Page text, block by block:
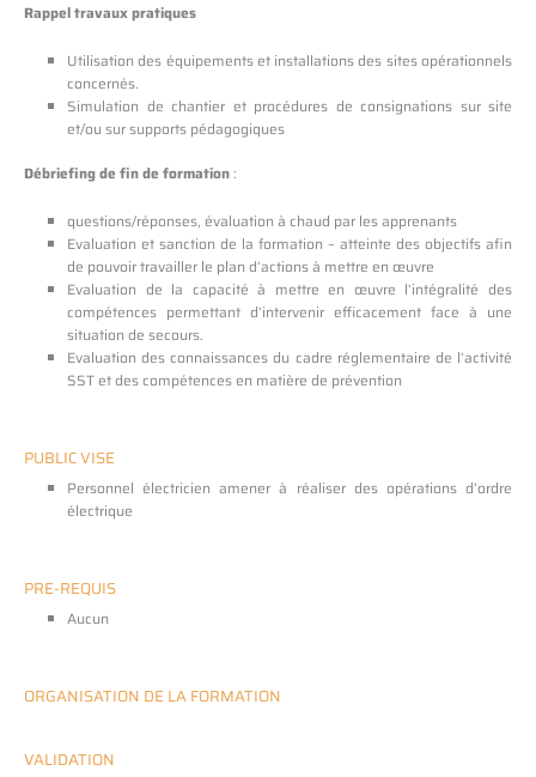
Rappel travaux pratiques
Utilisation des équipements et installations des sites opérationnels
concernés.
Simulation de chantier et procédures de consignations sur site
et/ou sur supports pédagogiques
Débriefing de fin de formation:
questions/réponses, évaluation à chaud par les apprenants
Evaluation et sanction de la formation – atteinte des objectifs afin
de pouvoir travailler le plan d’actions à mettre en œuvre
Evaluation de la capacité à mettre en œuvre l’intégralité des
compétences permettant d’intervenir efficacement face à une
situation de secours.
Evaluation des connaissances du cadre réglementaire de l’activité
SST et des compétences en matière de prévention
PUBLIC VISE
Personnel électricien amener à réaliser des opérations d’ordre
électrique
PRE-REQUIS
Aucun
ORGANISATION DE LA FORMATION
VALIDATION